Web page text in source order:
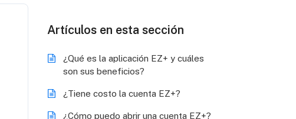
Artículos en esta sección
¿Qué es la aplicación EZ+ y cuáles
son sus beneficios?
¿Tiene costo la cuenta EZ+?
¿Cómo puedo abrir una cuenta EZ+?